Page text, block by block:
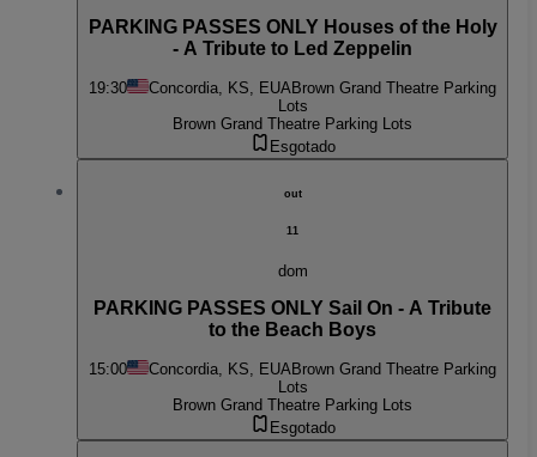
PARKING PASSES ONLY Houses of the Holy
- A Tribute to Led Zeppelin
19:30 Concordia, KS, EUABrown Grand Theatre Parking
Lots
Brown Grand Theatre Parking Lots
Esgotado
out
11
dom
PARKING PASSES ONLY Sail On - A Tribute
to the Beach Boys
15:00 Concordia, KS, EUABrown Grand Theatre Parking
Lots
Brown Grand Theatre Parking Lots
Esgotado